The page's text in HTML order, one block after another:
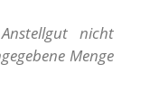
nicht
Menge